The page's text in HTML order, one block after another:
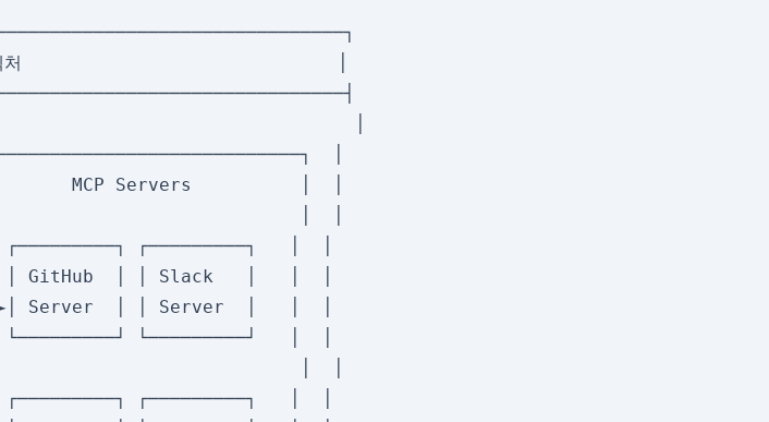
처                             │
│
MCP Servers          │  │
┌─────────┐   │  │
│ GitHub  │ │ Slack   │   │  │
Server  │ │ Server  │   │  │
└─────────┘   │  │
│                             │  │
┌─────────┐   │  │